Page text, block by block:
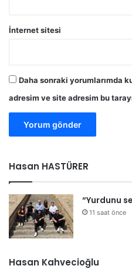
İnternet sitesi
Daha sonraki yorumlarımda
adresim ve site adresim bu
Hasan HASTÜRER
“Yurdunu
11 saat önce
Hasan Kahvecioğlu